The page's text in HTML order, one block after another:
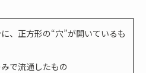
、正方形の“穴”が開いているも
で流通したもの